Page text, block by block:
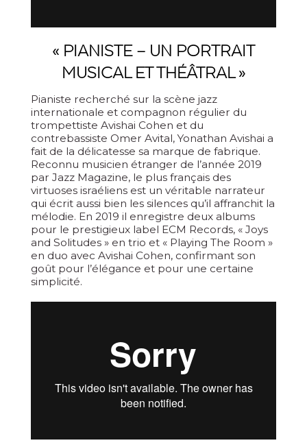
« PIANISTE – UN PORTRAIT
MUSICAL ET THÉÂTRAL »
Pianiste recherché sur la scène jazz
internationale et compagnon régulier du
trompettiste Avishai Cohen et du
contrebassiste Omer Avital, Yonathan Avishai a
fait de la délicatesse sa marque de fabrique.
Reconnu musicien étranger de l’année 2019
par Jazz Magazine, le plus français des
virtuoses israéliens est un véritable narrateur
qui écrit aussi bien les silences qu’il affranchit la
mélodie. En 2019 il enregistre deux albums
pour le prestigieux label ECM Records, « Joys
and Solitudes » en trio et « Playing The Room »
en duo avec Avishai Cohen, confirmant son
goût pour l’élégance et pour une certaine
simplicité.